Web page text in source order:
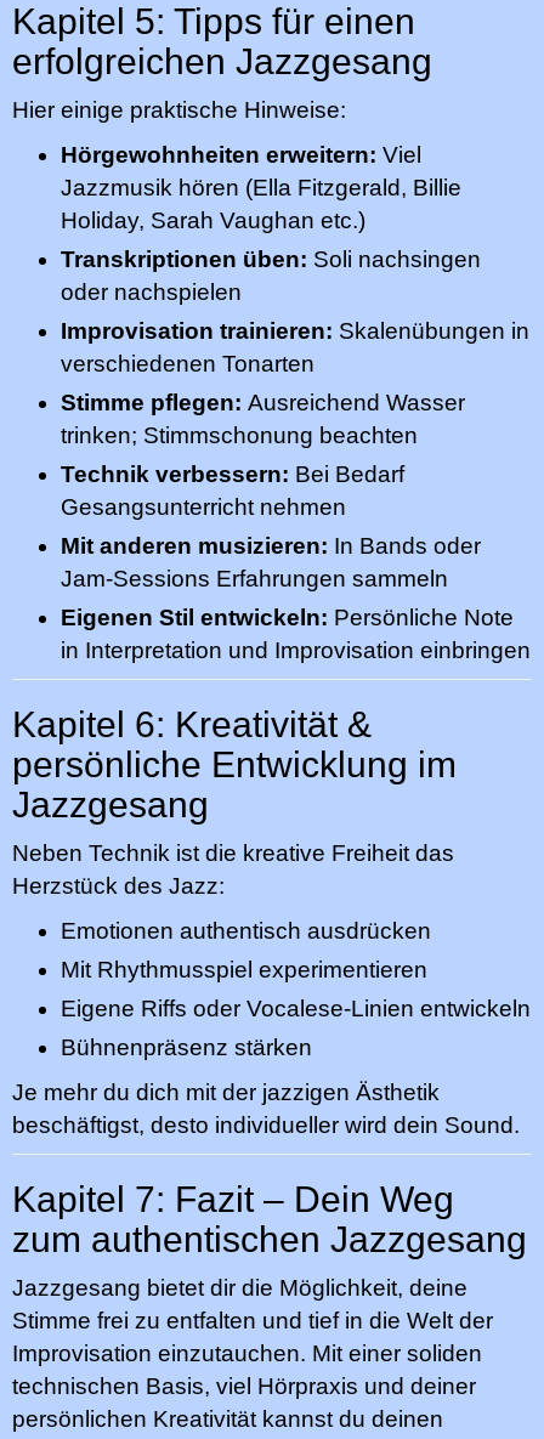
Kapitel 5: Tipps für einen
erfolgreichen Jazzgesang
Hier einige praktische Hinweise:
Hörgewohnheiten erweitern: Viel
Jazzmusik hören (Ella Fitzgerald, Billie
Holiday, Sarah Vaughan etc.)
Transkriptionen üben: Soli nachsingen
oder nachspielen
Improvisation trainieren: Skalenübungen in
verschiedenen Tonarten
Stimme pflegen: Ausreichend Wasser
trinken; Stimmschonung beachten
Technik verbessern: Bei Bedarf
Gesangsunterricht nehmen
Mit anderen musizieren: In Bands oder
Jam-Sessions Erfahrungen sammeln
Eigenen Stil entwickeln: Persönliche Note
in Interpretation und Improvisation einbringen
Kapitel 6: Kreativität &
persönliche Entwicklung im
Jazzgesang
Neben Technik ist die kreative Freiheit das
Herzstück des Jazz:
Emotionen authentisch ausdrücken
Mit Rhythmusspiel experimentieren
Eigene Riffs oder Vocalese-Linien entwickeln
Bühnenpräsenz stärken
Je mehr du dich mit der jazzigen Ästhetik
beschäftigst, desto individueller wird dein Sound.
Kapitel 7: Fazit – Dein Weg
zum authentischen Jazzgesang
Jazzgesang bietet dir die Möglichkeit, deine
Stimme frei zu entfalten und tief in die Welt der
Improvisation einzutauchen. Mit einer soliden
technischen Basis, viel Hörpraxis und deiner
persönlichen Kreativität kannst du deinen